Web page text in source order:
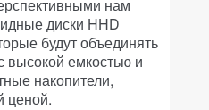
нам
диски HHD
будут объединять
емкостью и
накопители,
ценой.